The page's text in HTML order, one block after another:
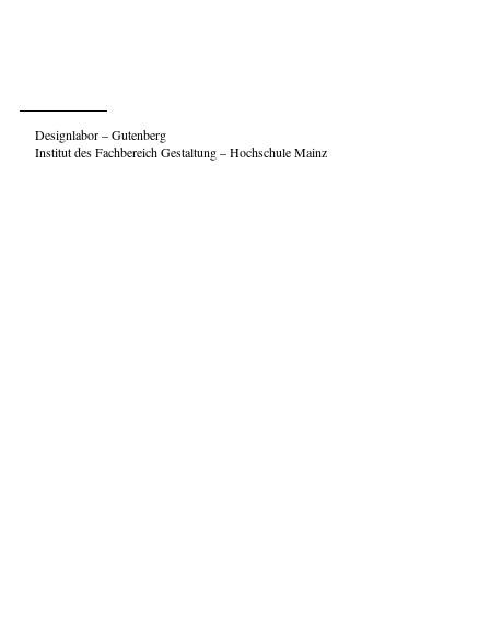
Designlabor – Gutenberg
Institut des Fachbereich Gestaltung – Hochschule Mainz